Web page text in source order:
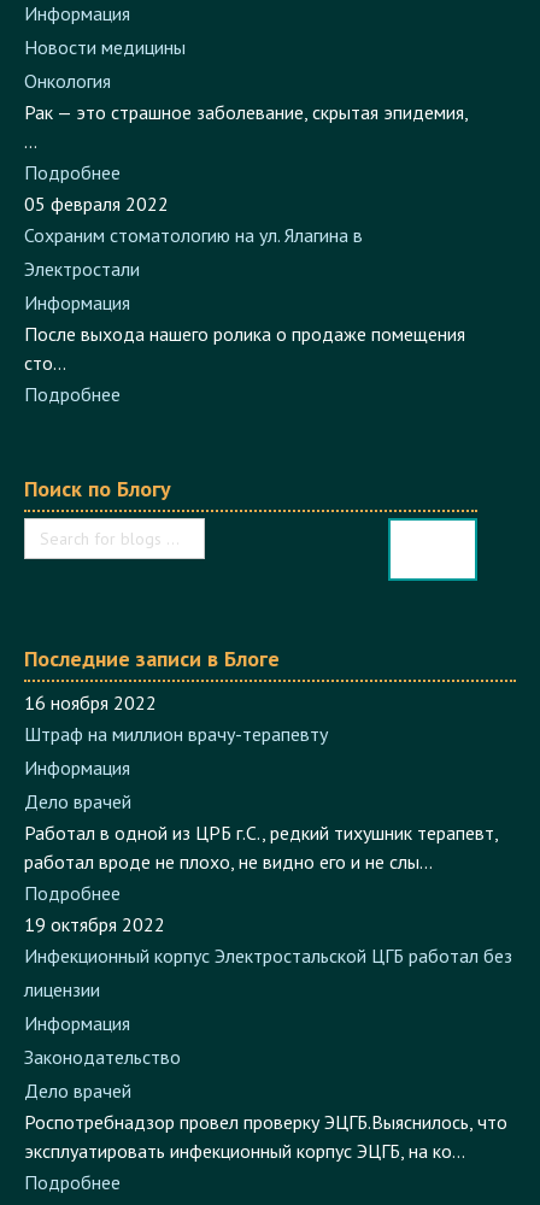
Информация
Новости медицины
Онкология
Рак — это страшное заболевание, скрытая эпидемия,
...
Подробнее
05 февраля 2022
Сохраним стоматологию на ул. Ялагина в
Электростали
Информация
После выхода нашего ролика о продаже помещения
сто...
Подробнее
Поиск по Блогу
Последние записи в Блоге
16 ноября 2022
Штраф на миллион врачу-терапевту
Информация
Дело врачей
Работал в одной из ЦРБ г.С., редкий тихушник терапевт,
работал вроде не плохо, не видно его и не слы...
Подробнее
19 октября 2022
Инфекционный корпус Электростальской ЦГБ работал без
лицензии
Информация
Законодательство
Дело врачей
Роспотребнадзор провел проверку ЭЦГБ.Выяснилось, что
эксплуатировать инфекционный корпус ЭЦГБ, на ко...
Подробнее